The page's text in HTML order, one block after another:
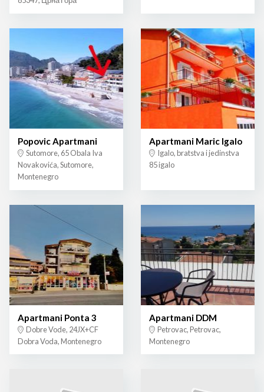
Popovic Apartmani
Sutomore, 65 Obala Iva
Novakovića, Sutomore,
Montenegro
Apartmani Maric Igalo
Igalo, bratstva i jedinstva
85 igalo
Apartmani Ponta 3
Dobre Vode, 24JX+CF
Dobra Voda, Montenegro
Apartmani DDM
Petrovac, Petrovac,
Montenegro